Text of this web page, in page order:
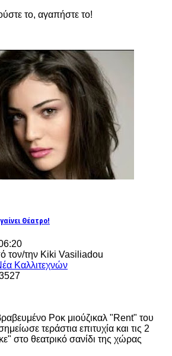
το, αγαπήστε το!
Θέατρο!
τον/την Kiki Vasiliadou
Καλλιτεχνών
Ροκ μιούζικαλ "Rent" του
τεράστια επιτυχία και τις 2
στο θεατρικό σανίδι της χώρας